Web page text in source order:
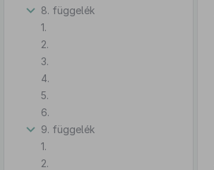
8. függelék
1.
2.
3.
4.
5.
6.
9. függelék
1.
2.